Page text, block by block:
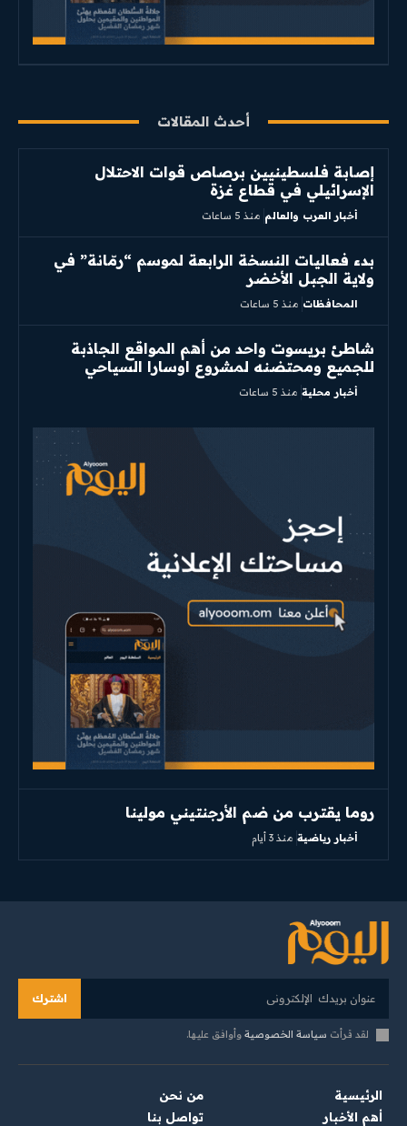
أحدث المقالات
إصابة فلسطينيين برصاص قوات الاحتلال
الإسرائيلي في قطاع غزة
أخبار العرب والعالم منذ 5 ساعات
بدء فعاليات النسخة الرابعة لموسم “رمّانة” في
ولاية الجبل الأخضر
المحافظات منذ 5 ساعات
شاطئ بريسوت واحد من أهم المواقع الجاذبة
للجميع ومحتضنه لمشروع اوسارا السياحي
أخبار محلية منذ 5 ساعات
روما يقترب من ضم الأرجنتيني مولينا
أخبار رياضية منذ 3 أيام
اشترك
لقد قرأت سياسة الخصوصية وأوافق عليها.
الرئيسية
أهم الأخبار
من نحن
تواصل بنا